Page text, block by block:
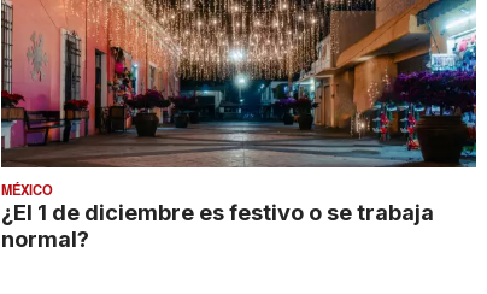
MÉXICO
¿El 1 de diciembre es festivo o se trabaja
normal?